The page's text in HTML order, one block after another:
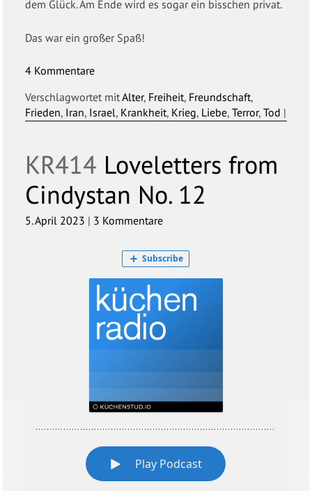
dem Glück. Am Ende wird es sogar ein bisschen privat.
Das war ein großer Spaß!
4 Kommentare
Verschlagwortet mitAlter, Freiheit, Freundschaft,
Frieden, Iran, Israel, Krankheit, Krieg, Liebe,Terror,Tod |
KR414 Loveletters from
Cindystan No. 12
5. April 2023 | 3 Kommentare